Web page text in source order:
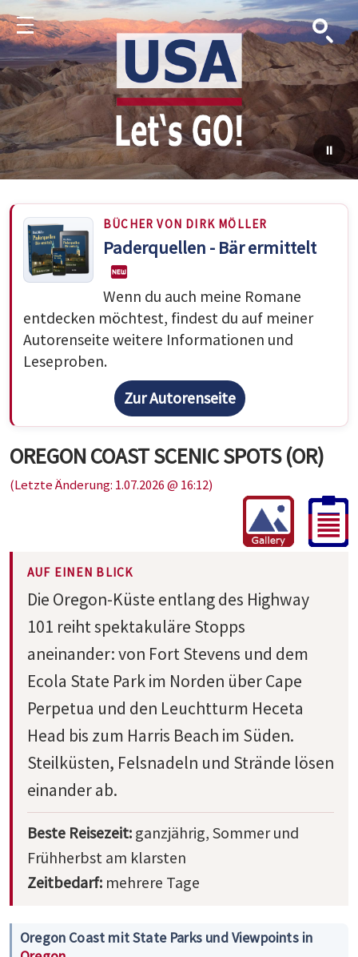
Menu Suche
BÜCHER VON DIRK MÖLLER
Paderquellen - Bär ermittelt
Wenn du auch meine Romane
entdecken möchtest, findest du auf meiner
Autorenseite weitere Informationen und
Leseproben.
Zur Autorenseite
OREGON COAST SCENIC SPOTS (OR)
(Letzte Änderung: 1.07.2026 @ 16:12)
AUF EINEN BLICK
Die Oregon-Küste entlang des Highway
101 reiht spektakuläre Stopps
aneinander: von Fort Stevens und dem
Ecola State Park im Norden über Cape
Perpetua und den Leuchtturm Heceta
Head bis zum Harris Beach im Süden.
Steilküsten, Felsnadeln und Strände lösen
einander ab.
Beste Reisezeit: ganzjährig, Sommer und
Frühherbst am klarsten
Zeitbedarf: mehrere Tage
Oregon Coast mit State Parks und Viewpoints in